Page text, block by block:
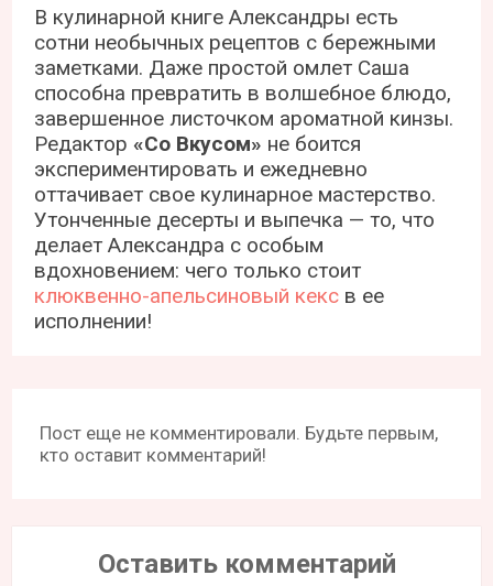
В кулинарной книге Александры есть
сотни необычных рецептов с бережными
заметками. Даже простой омлет Саша
способна превратить в волшебное блюдо,
завершенное листочком ароматной кинзы.
Редактор«Со Вкусом» не боится
экспериментировать и ежедневно
оттачивает свое кулинарное мастерство.
Утонченные десерты и выпечка — то, что
делает Александра с особым
вдохновением: чего только стоит
клюквенно-апельсиновый кекс в ее
исполнении!
Пост еще не комментировали. Будьте первым,
кто оставит комментарий!
Оставить комментарий